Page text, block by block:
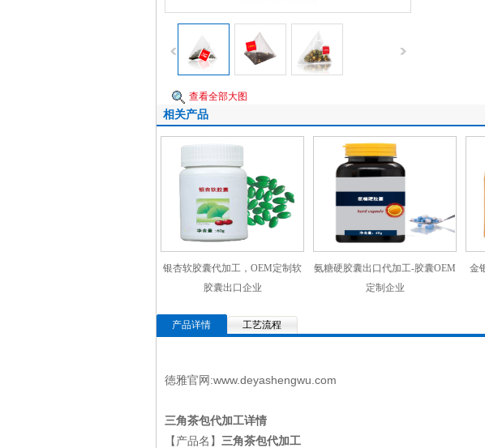
查看全部大图
相关产品
银杏软胶囊代加工，OEM定制软
胶囊出口企业
氨糖硬胶囊出口代加工-胶囊OEM
定制企业
金
产品详情 工艺流程
徳雅官网:www.deyashengwu.com
三角茶包代加工详情
【产品名】 三角茶包代加工